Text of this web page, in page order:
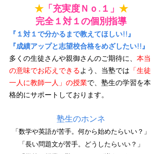
★「充実度Ｎｏ.１」 ★
完全１対１の個別指導
『１対１で分かるまで教えてほしい!!』
『成績アップと志望校合格をめざしたい!!』
多くの生徒さんや親御さんのご期待に、 本当
の意味でお応えできるよう、当塾では 「生徒
一人に教師一人」の授業で、塾生の学習を本
格的にサポートしております。
塾生のホンネ
「数学や英語が苦手。何から始めたらいい？」
「長い問題文が苦手。どうしたらいい？」